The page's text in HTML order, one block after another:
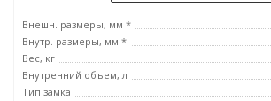
Внешн. размеры, мм *
Внутр. размеры, мм *
Вес, кг
Внутренний объем, л
Тип замка